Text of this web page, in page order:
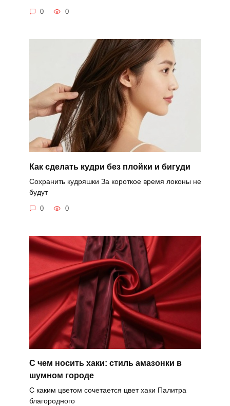
0 0
Как сделать кудри без плойки и бигуди
Сохранить кудряшки За короткое время локоны не
будут
0 0
С чем носить хаки: стиль амазонки в
шумном городе
С каким цветом сочетается цвет хаки Палитра
благородного